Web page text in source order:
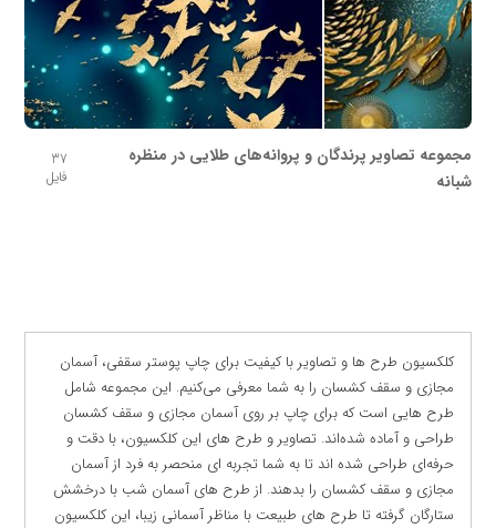
مجموعه تصاویر پرندگان و پروانه‌های طلایی در منظره
شبانه
37
فایل
کلکسیون طرح ها و تصاویر با کیفیت برای چاپ پوستر سقفی، آسمان
مجازی و سقف کشسان را به شما معرفی می‌کنیم. این مجموعه شامل
طرح هایی است که برای چاپ بر روی آسمان مجازی و سقف کشسان
طراحی و آماده شده‌اند. تصاویر و طرح های این کلکسیون، با دقت و
حرفه‌ای طراحی شده اند تا به شما تجربه ای منحصر به فرد از آسمان
مجازی و سقف کشسان را بدهند. از طرح های آسمان شب با درخشش
ستارگان گرفته تا طرح های طبیعت با مناظر آسمانی زیبا، این کلکسیون